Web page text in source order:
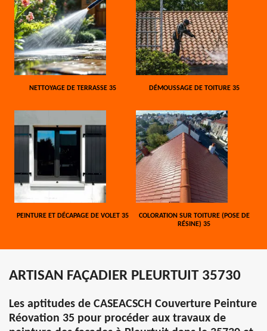
NETTOYAGE DE TERRASSE 35 DÉMOUSSAGE DE TOITURE 35
PEINTURE ET DÉCAPAGE DE VOLET 35
COLORATION SUR TOITURE (POSE DE
RÉSINE) 35
ARTISAN FAÇADIER PLEURTUIT 35730
Les aptitudes de CASEACSCH Couverture Peinture
Réovation 35 pour procéder aux travaux de